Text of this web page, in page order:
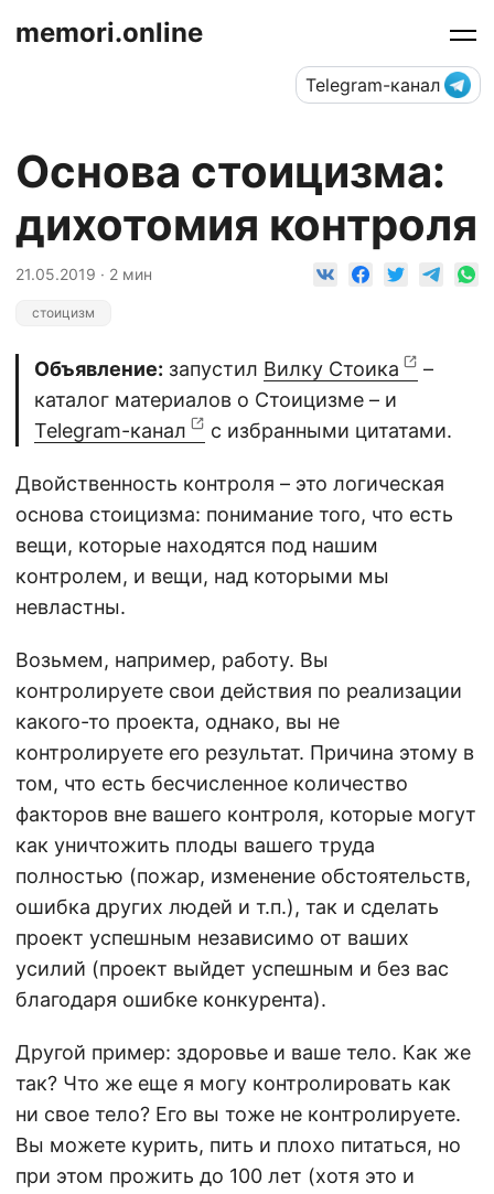
memori.online
Telegram-канал
Основа стоицизма:
дихотомия контроля
21.05.2019 · 2 мин
стоицизм
Объявление: запустил Вилку Стоика
–
каталог материалов о Стоицизме – и
Telegram-канал
с избранными цитатами.
Двойственность контроля – это логическая
основа стоицизма: понимание того, что есть
вещи, которые находятся под нашим
контролем, и вещи, над которыми мы
невластны.
Возьмем, например, работу. Вы
контролируете свои действия по реализации
какого-то проекта, однако, вы не
контролируете его результат. Причина этому в
том, что есть бесчисленное количество
факторов вне вашего контроля, которые могут
как уничтожить плоды вашего труда
полностью (пожар, изменение обстоятельств,
ошибка других людей и т.п.), так и сделать
проект успешным независимо от ваших
усилий (проект выйдет успешным и без вас
благодаря ошибке конкурента).
Другой пример: здоровье и ваше тело. Как же
так? Что же еще я могу контролировать как
ни свое тело? Его вы тоже не контролируете.
Вы можете курить, пить и плохо питаться, но
при этом прожить до 100 лет (хотя это и